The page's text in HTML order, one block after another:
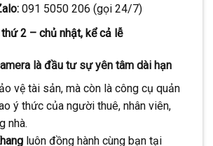
091 5050 206 (gọi 24/7)
thứ 2 – chủ nhật, kể cả lễ
là đầu tư sự yên tâm dài hạn
vệ tài sản, mà còn là công cụ quản
ý thức của người thuê, nhân viên,
nhà.
luôn đồng hành cùng bạn tại